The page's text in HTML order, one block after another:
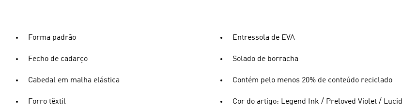
Forma padrão
Fecho de cadarço
Cabedal em malha elástica
Forro têxtil
Entressola de EVA
Solado de borracha
Contém pelo menos 20% de conteúdo reciclado
Cor do artigo: Legend Ink / Preloved Violet / Lucid